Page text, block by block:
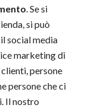
. Se si
si può
social media
marketing di
persone
persone che ci
Il nostro